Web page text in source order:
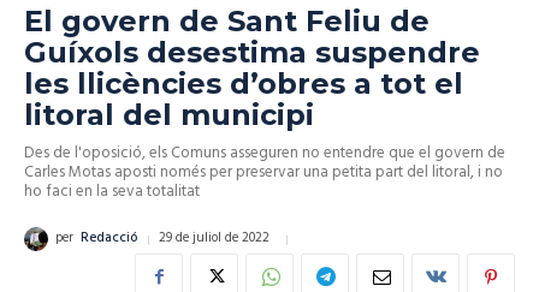
El govern de Sant Feliu de
Guíxols desestima suspendre
les llicències d’obres a tot el
litoral del municipi
Des de l'oposició, els Comuns asseguren no entendre que el govern de
Carles Motas aposti només per preservar una petita part del litoral, i no
ho faci en la seva totalitat
per Redacció 29 de juliol de 2022